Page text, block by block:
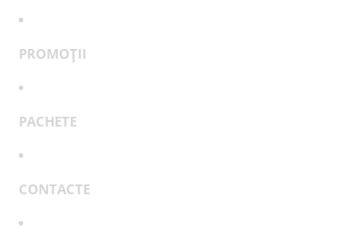
PROMOȚII
PACHETE
CONTACTE